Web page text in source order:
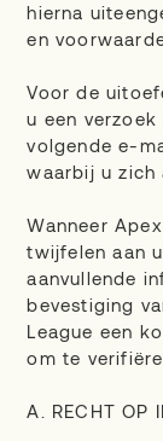
hierna
en
Voor de
u een
volgende e-
waarbij u zich
Wanneer
twijfelen aan
aanvullende
bevestiging
League een
om te
A. RECHT OP